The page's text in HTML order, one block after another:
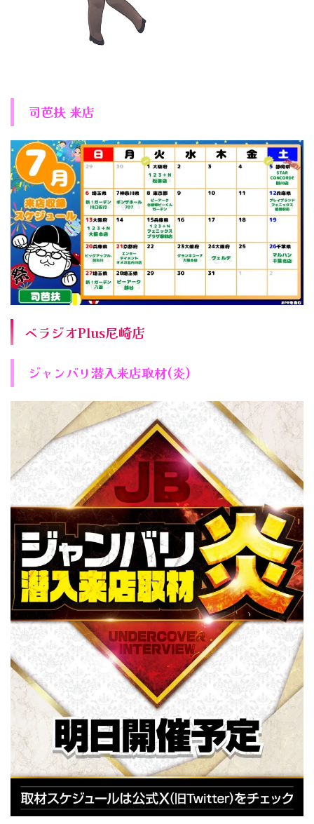
司芭扶 来店
ベラジオPlus尼崎店
ジャンバリ潜入来店取材(炎)